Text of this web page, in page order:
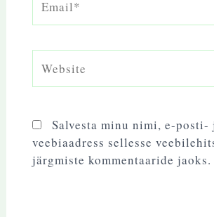
Salvesta minu nimi, e-posti-
veebiaadress sellesse
järgmiste kommentaaride jaoks.